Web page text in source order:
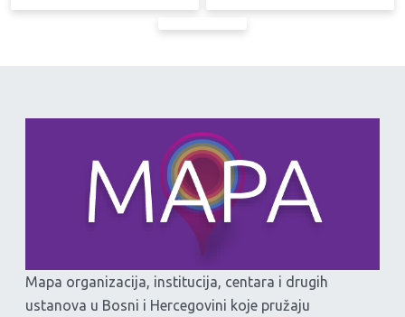
Mapa organizacija, institucija, centara i drugih
ustanova u Bosni i Hercegovini koje pružaju